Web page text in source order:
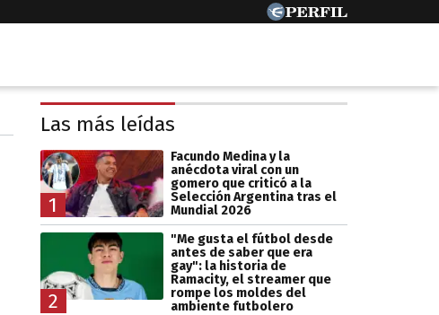
Las más leídas
1
Facundo Medina y la
anécdota viral con un
gomero que criticó a la
Selección Argentina tras el
Mundial 2026
2
"Me gusta el fútbol desde
antes de saber que era
gay": la historia de
Ramacity, el streamer que
rompe los moldes del
ambiente futbolero